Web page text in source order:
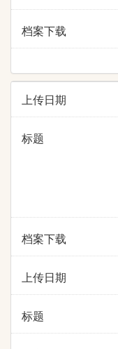
档案下载
上传日期
标题
档案下载
上传日期
标题